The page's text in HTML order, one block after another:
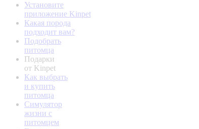
Установите
приложение Kinpet
Какая порода
подходит вам?
Подобрать
питомца
Подарки
от Kinpet
Как выбрать
и купить
питомца
Симулятор
жизни с
питомцем